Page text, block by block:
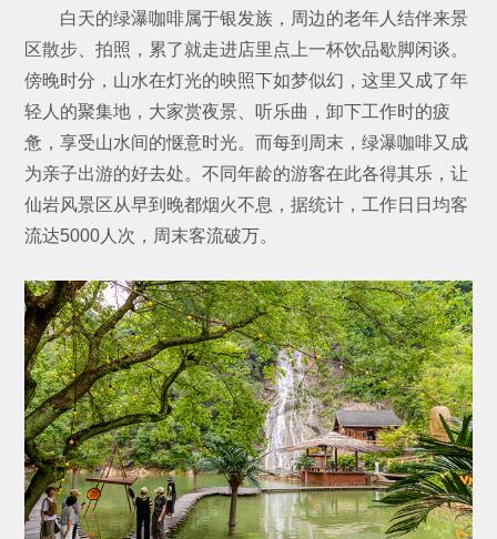
白天的绿瀑咖啡属于银发族，周边的老年人结伴来景
区散步、拍照，累了就走进店里点上一杯饮品歇脚闲谈。
傍晚时分，山水在灯光的映照下如梦似幻，这里又成了年
轻人的聚集地，大家赏夜景、听乐曲，卸下工作时的疲
惫，享受山水间的惬意时光。而每到周末，绿瀑咖啡又成
为亲子出游的好去处。不同年龄的游客在此各得其乐，让
仙岩风景区从早到晚都烟火不息，据统计，工作日日均客
流达5000人次，周末客流破万。